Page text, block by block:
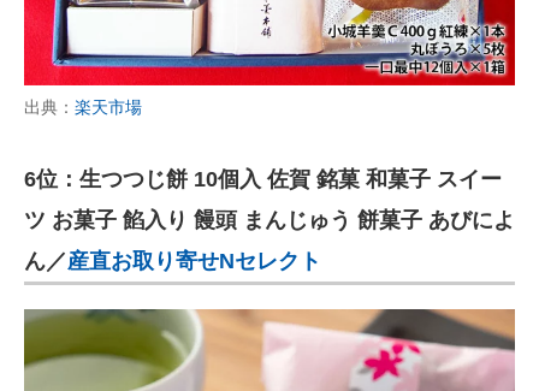
出典： 楽天市場
6位：生つつじ餅 10個入 佐賀 銘菓 和菓子 スイー
ツ お菓子 餡入り 饅頭 まんじゅう 餅菓子 あびによ
ん／産直お取り寄せNセレクト